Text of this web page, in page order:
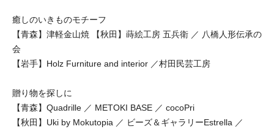
癒しのいきものモチーフ
【青森】津軽金山焼 【秋田】蒔絵工房 五兵衛 ／ 八橋人形伝承の
会
【岩手】Holz Furniture and interior ／村田民芸工房
贈り物を探しに
【青森】Quadrille ／ METOKI BASE ／ cocoPri
【秋田】Uki by Mokutopia ／ ビーズ＆ギャラリーEstrella ／